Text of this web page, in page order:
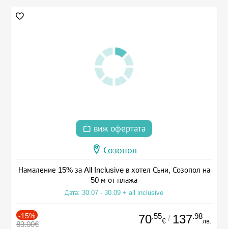
виж офертата
Созопол
Намаление 15% за All Inclusive в хотел Съни, Созопол на
50 м от плажа
Дата: 30.07 - 30.09 + all inclusive
-15%
83.00€ 70.55
€ / 137.98
лв.